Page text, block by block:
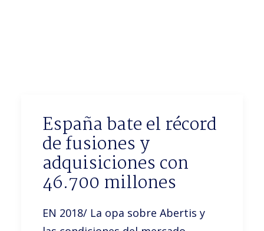
España bate el récord
de fusiones y
adquisiciones con
46.700 millones
EN 2018/ La opa sobre Abertis y